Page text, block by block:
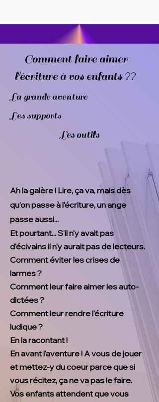
Comment faire aimer
l'écriture à vos enfants ??
La grande aventure
Les supports
Les outils
Ah la galère ! Lire, ça va, mais dès
qu'on passe à l'écriture, un ange
passe aussi...
Et pourtant... S'il n'y avait pas
d'écivains il n'y aurait pas de lecteurs.
Comment éviter les crises de
larmes ?
Comment leur faire aimer les auto-
dictées ?
Comment leur rendre l'écriture
ludique ?
En la racontant !
En avant l'aventure ! A vous de jouer
et mettez-y du coeur parce que si
vous récitez, ça ne va pas le faire.
Vos enfants attendent que vous